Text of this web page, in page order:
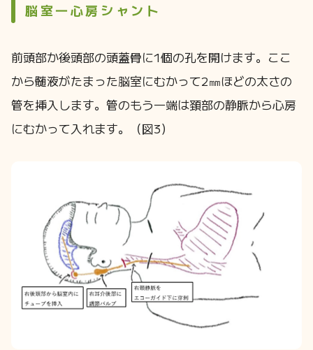
脳室―心房シャント
前頭部か後頭部の頭蓋骨に1個の孔を開けます。ここ
から髄液がたまった脳室にむかって2㎜ほどの太さの
管を挿入します。管のもう一端は頚部の静脈から心房
にむかって入れます。（図3）